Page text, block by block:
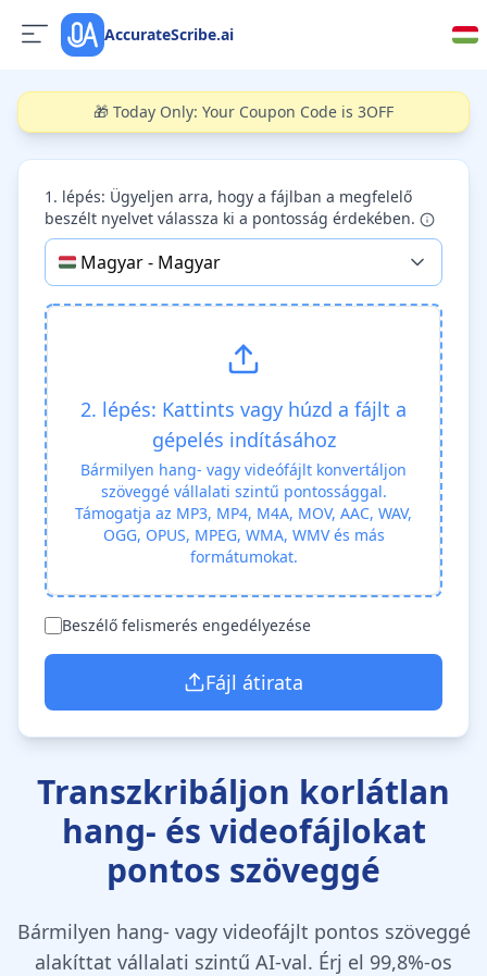
AccurateScribe.ai
🎁 Today Only: Your Coupon Code is 3OFF
1. lépés: Ügyeljen arra, hogy a fájlban a megfelelő
beszélt nyelvet válassza ki a pontosság érdekében.
🇭🇺 Magyar- Magyar
2. lépés: Kattints vagy húzd a fájlt a
gépelés indításához
Bármilyen hang- vagy videófájlt konvertáljon
szöveggé vállalati szintű pontossággal.
Támogatja az MP3, MP4, M4A, MOV, AAC, WAV,
OGG, OPUS, MPEG, WMA, WMV és más
formátumokat.
Beszélő felismerés engedélyezése
Fájl átirata
Transzkribáljon korlátlan
hang- és videofájlokat
pontos szöveggé
Bármilyen hang- vagy videofájlt pontos szöveggé
alakíttat vállalati szintű AI-val. Érj el 99,8%-os